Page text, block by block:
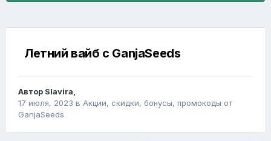
Летний вайб с GanjaSeeds
Автор Slavira,
17 июля, 2023 в Акции, скидки, бонусы, промокоды от
GanjaSeeds